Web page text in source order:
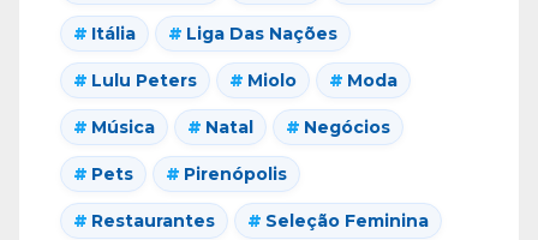
Itália Liga Das Nações
Lulu Peters Miolo Moda
Música Natal Negócios
Pets Pirenópolis
Restaurantes Seleção Feminina